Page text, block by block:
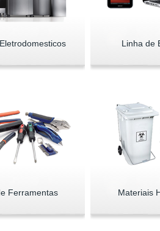
Linha de
Ferramentas Materiais